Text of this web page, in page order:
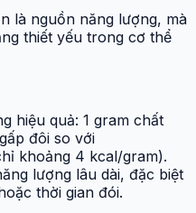
là nguồn năng lượng, mà
thiết yếu trong cơ thể
hiệu quả: 1 gram chất
đôi so với
khoảng 4 kcal/gram).
lượng lâu dài, đặc biệt
thời gian đói.